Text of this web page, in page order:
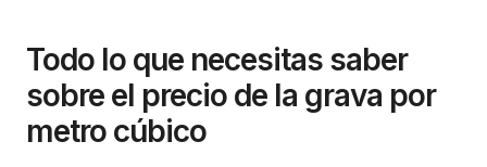
Todo lo que necesitas saber
sobre el precio de la grava por
metro cúbico